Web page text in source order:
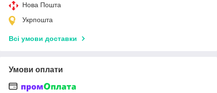
Нова Пошта
Укрпошта
Всі умови доставки
Умови оплати